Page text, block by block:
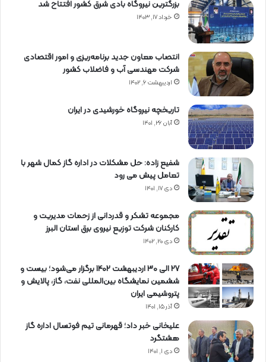
بزرگترین نیروگاه بادی شرق کشور افتتاح شد
خرداد ۱۷, ۱۴۰۳
انتصاب معاون جدید برنامه‌ریزی و امور اقتصادی
شرکت مهندسی آب و فاضلاب کشور
اردیبهشت ۶, ۱۴۰۲
تاریخچه نیروگاه خورشیدی در ایران
آبان ۲۶, ۱۴۰۱
شفیع زاده: حل مشکلات در اداره گاز کمال شهر با
تعامل پیش می رود
دی ۱۷, ۱۴۰۱
مجموعه تشکر و قدردانی از زحمات مدیریت و
کارکنان شرکت توزیع نیروی برق استان البرز
دی ۲۰, ۱۴۰۲
27 الی 30 اردیبهشت 1402 برگزار می‌شود؛ بیست و
ششمین نمایشگاه بین‌المللی نفت، گاز، پالایش و
پتروشیمی ایران
آذر ۱۵, ۱۴۰۱
علیخانی خبر داد؛ قهرمانی تیم فوتسال اداره گاز
هشتگرد
دی ۱, ۱۴۰۱